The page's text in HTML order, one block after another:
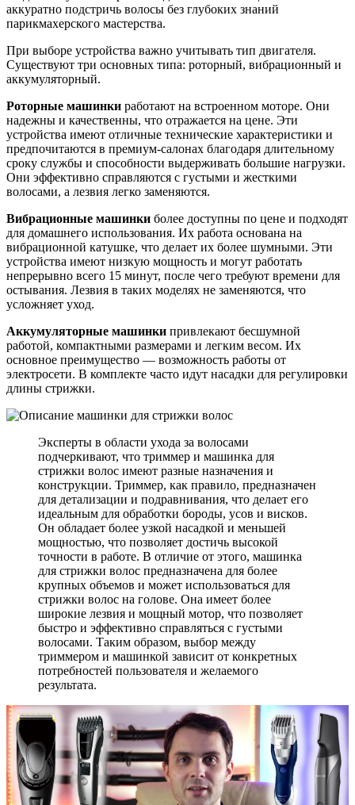
аккуратно подстричь волосы без глубоких знаний
парикмахерского мастерства.
При выборе устройства важно учитывать тип двигателя.
Существуют три основных типа: роторный, вибрационный и
аккумуляторный.
Роторные машинки работают на встроенном моторе. Они
надежны и качественны, что отражается на цене. Эти
устройства имеют отличные технические характеристики и
предпочитаются в премиум-салонах благодаря длительному
сроку службы и способности выдерживать большие нагрузки.
Они эффективно справляются с густыми и жесткими
волосами, а лезвия легко заменяются.
Вибрационные машинки более доступны по цене и подходят
для домашнего использования. Их работа основана на
вибрационной катушке, что делает их более шумными. Эти
устройства имеют низкую мощность и могут работать
непрерывно всего 15 минут, после чего требуют времени для
остывания. Лезвия в таких моделях не заменяются, что
усложняет уход.
Аккумуляторные машинки привлекают бесшумной
работой, компактными размерами и легким весом. Их
основное преимущество — возможность работы от
электросети. В комплекте часто идут насадки для регулировки
длины стрижки.
Эксперты в области ухода за волосами
подчеркивают, что триммер и машинка для
стрижки волос имеют разные назначения и
конструкции. Триммер, как правило, предназначен
для детализации и подравнивания, что делает его
идеальным для обработки бороды, усов и висков.
Он обладает более узкой насадкой и меньшей
мощностью, что позволяет достичь высокой
точности в работе. В отличие от этого, машинка
для стрижки волос предназначена для более
крупных объемов и может использоваться для
стрижки волос на голове. Она имеет более
широкие лезвия и мощный мотор, что позволяет
быстро и эффективно справляться с густыми
волосами. Таким образом, выбор между
триммером и машинкой зависит от конкретных
потребностей пользователя и желаемого
результата.